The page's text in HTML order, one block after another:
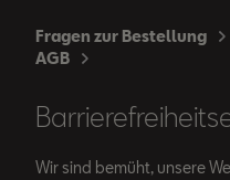
Fragen zur Bestellung
AGB
Wir sind bemüht, unsere